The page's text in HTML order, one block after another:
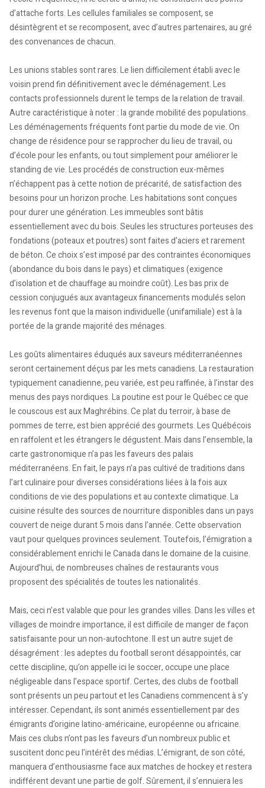
d’attache forts. Les cellules familiales se composent, se
désintègrent et se recomposent, avec d’autres partenaires, au gré
des convenances de chacun.
Les unions stables sont rares. Le lien difficilement établi avec le
voisin prend fin définitivement avec le déménagement. Les
contacts professionnels durent le temps de la relation de travail.
Autre caractéristique à noter : la grande mobilité des populations.
Les déménagements fréquents font partie du mode de vie. On
change de résidence pour se rapprocher du lieu de travail, ou
d’école pour les enfants, ou tout simplement pour améliorer le
standing de vie. Les procédés de construction eux-mêmes
n’échappent pas à cette notion de précarité, de satisfaction des
besoins pour un horizon proche. Les habitations sont conçues
pour durer une génération. Les immeubles sont bâtis
essentiellement avec du bois. Seules les structures porteuses des
fondations (poteaux et poutres) sont faites d’aciers et rarement
de béton. Ce choix s’est imposé par des contraintes économiques
(abondance du bois dans le pays) et climatiques (exigence
d’isolation et de chauffage au moindre coût). Les bas prix de
cession conjugués aux avantageux financements modulés selon
les revenus font que la maison individuelle (unifamiliale) est à la
portée de la grande majorité des ménages.
Les goûts alimentaires éduqués aux saveurs méditerranéennes
seront certainement déçus par les mets canadiens. La restauration
typiquement canadienne, peu variée, est peu raffinée, à l’instar des
menus des pays nordiques. La poutine est pour le Québec ce que
le couscous est aux Maghrébins. Ce plat du terroir, à base de
pommes de terre, est bien apprécié des gourmets. Les Québécois
en raffolent et les étrangers le dégustent. Mais dans l’ensemble, la
carte gastronomique n’a pas les faveurs des palais
méditerranéens. En fait, le pays n’a pas cultivé de traditions dans
l’art culinaire pour diverses considérations liées à la fois aux
conditions de vie des populations et au contexte climatique. La
cuisine résulte des sources de nourriture disponibles dans un pays
couvert de neige durant 5 mois dans l’année. Cette observation
vaut pour quelques provinces seulement. Toutefois, l’émigration a
considérablement enrichi le Canada dans le domaine de la cuisine.
Aujourd’hui, de nombreuses chaînes de restaurants vous
proposent des spécialités de toutes les nationalités.
Mais, ceci n’est valable que pour les grandes villes. Dans les villes et
villages de moindre importance, il est difficile de manger de façon
satisfaisante pour un non-autochtone. Il est un autre sujet de
désagrément : les adeptes du football seront désappointés, car
cette discipline, qu’on appelle ici le soccer, occupe une place
négligeable dans l’espace sportif. Certes, des clubs de football
sont présents un peu partout et les Canadiens commencent à s’y
intéresser. Cependant, ils sont animés essentiellement par des
émigrants d’origine latino-américaine, européenne ou africaine.
Mais ces clubs n’ont pas les faveurs d’un nombreux public et
suscitent donc peu l’intérêt des médias. L’émigrant, de son côté,
manquera d’enthousiasme face aux matches de hockey et restera
indifférent devant une partie de golf. Sûrement, il s’ennuiera les